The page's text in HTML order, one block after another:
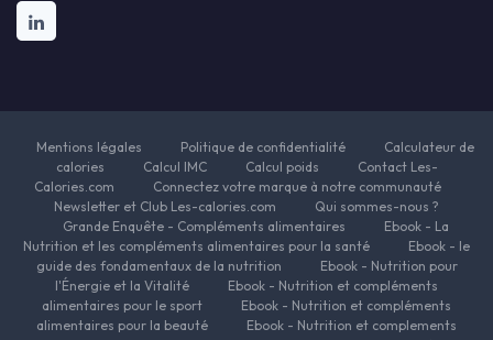
Mentions légales Politique de confidentialité
Calculateur de
calories
Calcul IMC Calcul poids
Contact Les-
Calories.com
Connectez votre marque à notre communauté
Newsletter et Club Les-calories.com
Qui sommes-nous ?
Grande Enquête - Compléments alimentaires
Ebook - La
Nutrition et les compléments alimentaires pour la santé
Ebook - le
guide des fondamentaux de la nutrition
Ebook - Nutrition pour
l'Énergie et la Vitalité
Ebook - Nutrition et compléments
alimentaires pour le sport
Ebook - Nutrition et compléments
alimentaires pour la beauté
Ebook - Nutrition et complements